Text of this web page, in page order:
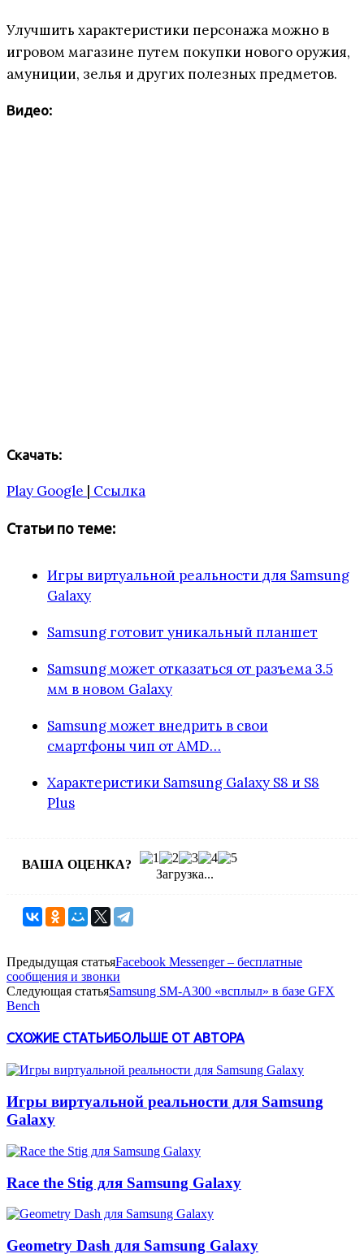
Улучшить характеристики персонажа можно в
игровом магазине путем покупки нового оружия,
амуниции, зелья и других полезных предметов.
Видео:
Скачать:
Play Google | Ссылка
Статьи по теме:
Игры виртуальной реальности для Samsung
Galaxy
Samsung готовит уникальный планшет
Samsung может отказаться от разъема 3.5
мм в новом Galaxy
Samsung может внедрить в свои
смартфоны чип от AMD…
Характеристики Samsung Galaxy S8 и S8
Plus
ВАША ОЦЕНКА?
Загрузка...
Предыдущая статьяFacebook Messenger – бесплатные
сообщения и звонки
Следующая статьяSamsung SM-A300 «всплыл» в базе GFX
Bench
СХОЖИЕ СТАТЬИБОЛЬШЕ ОТ АВТОРА
Игры виртуальной реальности для Samsung
Galaxy
Race the Stig для Samsung Galaxy
Geometry Dash для Samsung Galaxy